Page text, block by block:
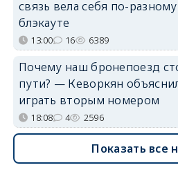
связь вела себя по-
блэкауте
13:00 16 6389
Почему наш бронепоезд
пути? — Кеворкян
играть вторым номером
18:08 4 2596
Показать все